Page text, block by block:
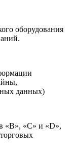
оборудования
данных)
«В», «С» и «D»,